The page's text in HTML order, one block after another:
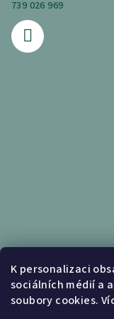
K personalizaci
sociálních médií a
soubory cookies.
739 026 969
Informace pro
Obchodní podmínky